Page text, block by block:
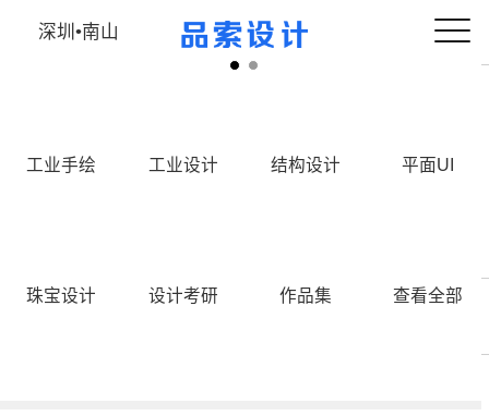
深圳•南山
工业手绘 工业设计 结构设计 平面UI
珠宝设计 设计考研 作品集 查看全部